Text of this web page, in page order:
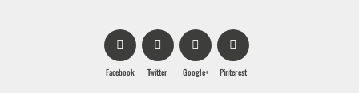
Facebook Twitter Google+ Pinterest